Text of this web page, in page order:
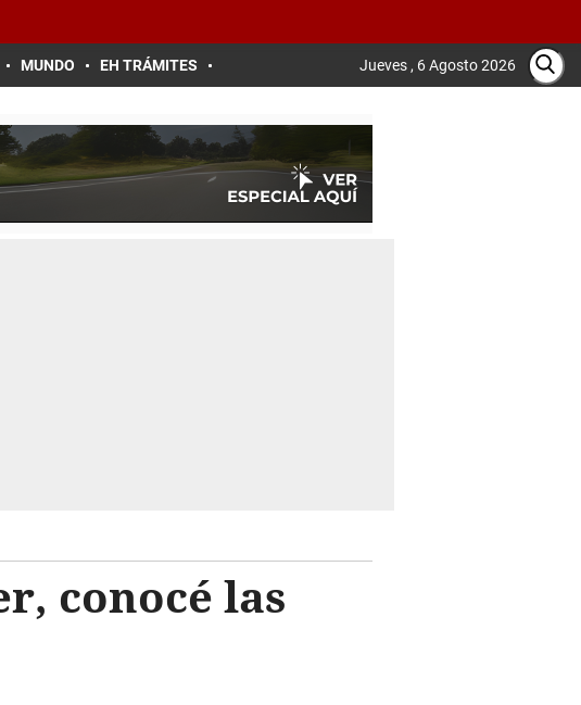
MUNDO EH TRÁMITES Jueves , 6 Agosto 2026
conocé las